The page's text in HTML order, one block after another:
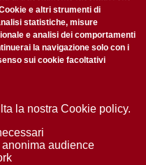
Area stampa
e altri strumenti di
statistiche, misure
e analisi dei comportamenti
la navigazione solo con i
sui cookie facoltativi
la nostra Cookie policy.
audience